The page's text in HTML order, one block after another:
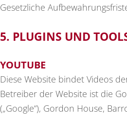
Gesetzliche
5. PLUGINS UND
YOUTUBE
Diese Website bindet Videos
Betreiber der Website ist die
(„Google“), Gordon House,